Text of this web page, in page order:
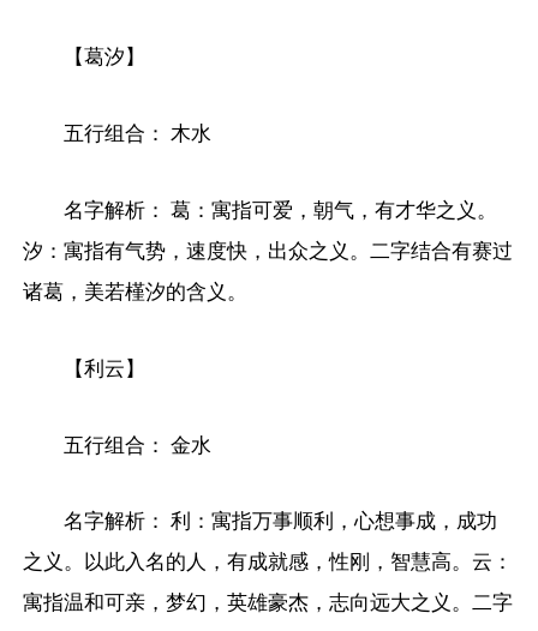
【葛汐】
五行组合： 木水
名字解析： 葛：寓指可爱，朝气，有才华之义。
汐：寓指有气势，速度快，出众之义。二字结合有赛过
诸葛，美若槿汐的含义。
【利云】
五行组合： 金水
名字解析： 利：寓指万事顺利，心想事成，成功
之义。以此入名的人，有成就感，性刚，智慧高。云：
寓指温和可亲，梦幻，英雄豪杰，志向远大之义。二字